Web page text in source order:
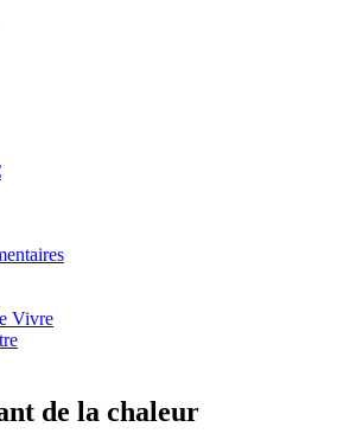
Vivre
de la chaleur